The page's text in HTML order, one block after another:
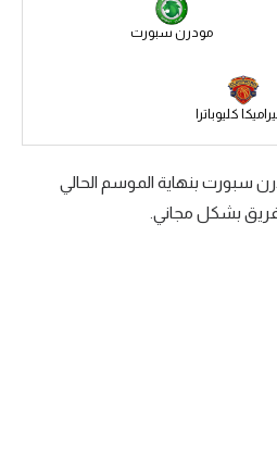
مودرن سبورت
كليوباترا
سبورت بنهاية الموسم الحالي
فريق بشكل مجاني.